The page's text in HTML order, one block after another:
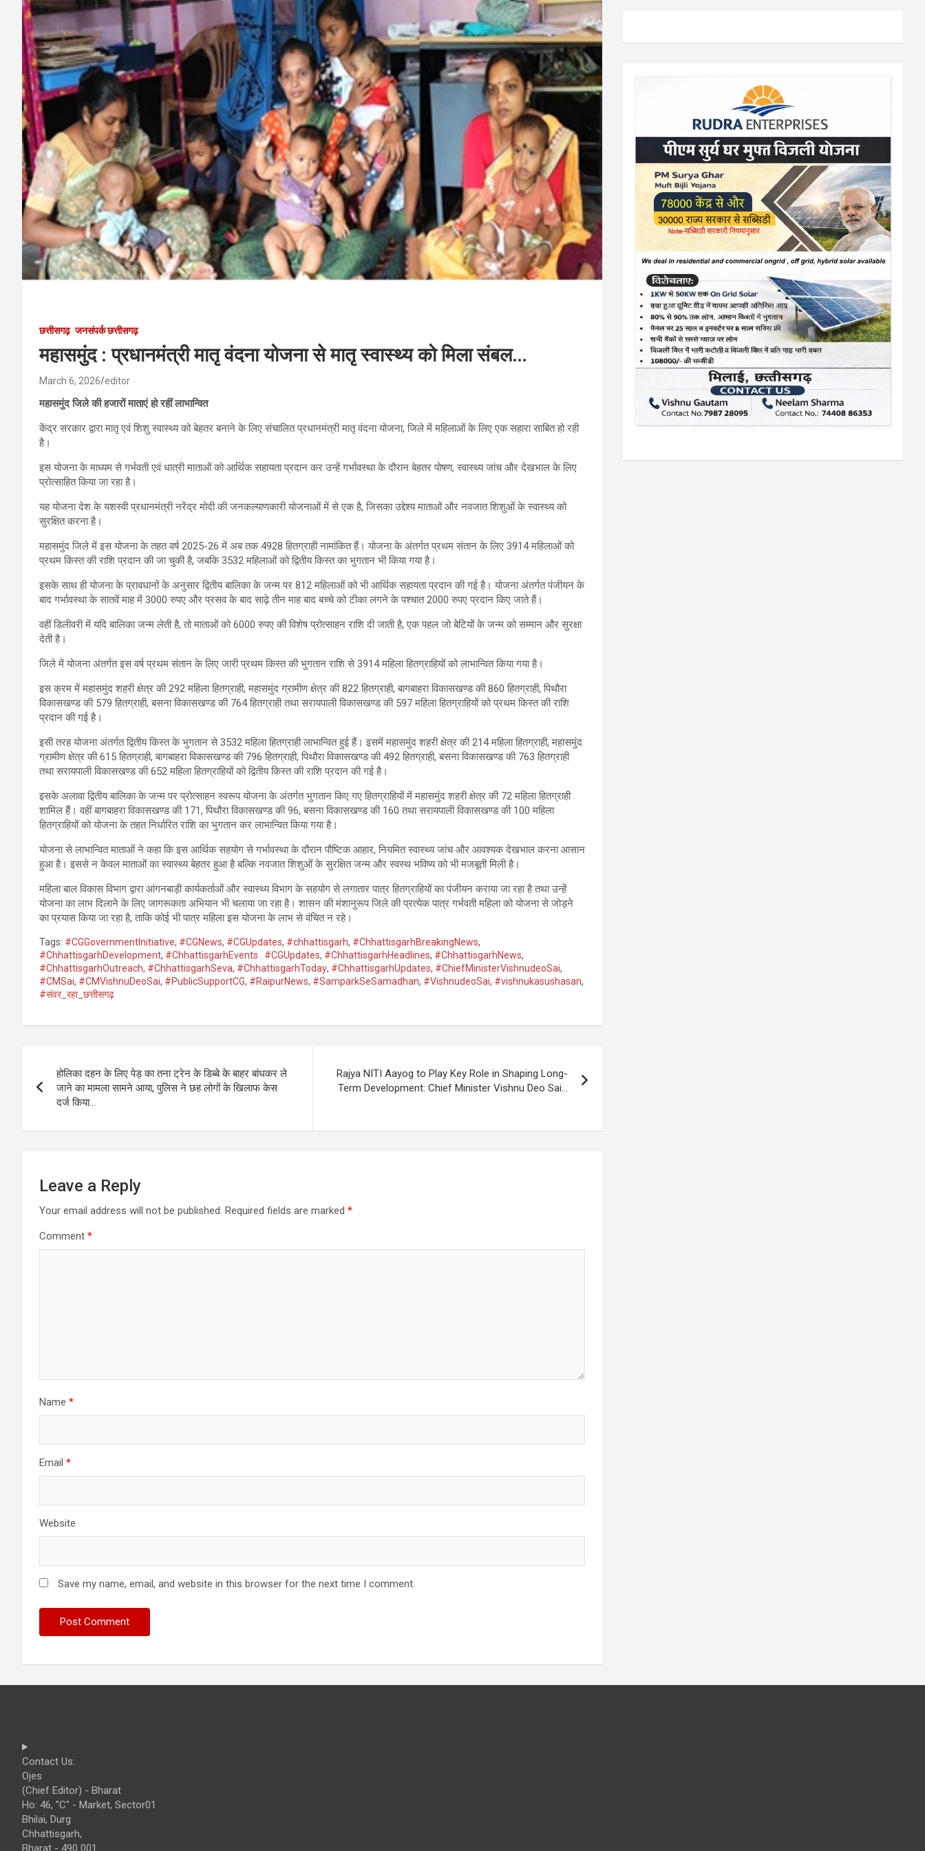
छत्तीसगढ़ जनसंपर्क छत्तीसगढ़
महासमुंद : प्रधानमंत्री मातृ वंदना योजना से मातृ स्वास्थ्य को मिला संबल…
March 6, 2026 editor
महासमुंद जिले की हजारों माताएं हो रहीं लाभान्वित
केंद्र सरकार द्वारा मातृ एवं शिशु स्वास्थ्य को बेहतर बनाने के लिए संचालित प्रधानमंत्री मातृ वंदना योजना, जिले में महिलाओं के लिए एक सहारा साबित हो रही
है।
इस योजना के माध्यम से गर्भवती एवं धात्री माताओं को आर्थिक सहायता प्रदान कर उन्हें गर्भावस्था के दौरान बेहतर पोषण, स्वास्थ्य जांच और देखभाल के लिए
प्रोत्साहित किया जा रहा है।
यह योजना देश के यशस्वी प्रधानमंत्री नरेंद्र मोदी की जनकल्याणकारी योजनाओं में से एक है, जिसका उद्देश्य माताओं और नवजात शिशुओं के स्वास्थ्य को
सुरक्षित करना है।
महासमुंद जिले में इस योजना के तहत वर्ष 2025-26 में अब तक 4928 हितग्राही नामांकित हैं। योजना के अंतर्गत प्रथम संतान के लिए 3914 महिलाओं को
प्रथम किस्त की राशि प्रदान की जा चुकी है, जबकि 3532 महिलाओं को द्वितीय किस्त का भुगतान भी किया गया है।
इसके साथ ही योजना के प्रावधानों के अनुसार द्वितीय बालिका के जन्म पर 812 महिलाओं को भी आर्थिक सहायता प्रदान की गई है। योजना अंतर्गत पंजीयन के
बाद गर्भावस्था के सातवें माह में 3000 रुपए और प्रसव के बाद साढ़े तीन माह बाद बच्चे को टीका लगने के पश्चात 2000 रुपए प्रदान किए जाते हैं।
वहीं डिलीवरी में यदि बालिका जन्म लेती है, तो माताओं को 6000 रुपए की विशेष प्रोत्साहन राशि दी जाती है, एक पहल जो बेटियों के जन्म को सम्मान और सुरक्षा
देती है।
जिले में योजना अंतर्गत इस वर्ष प्रथम संतान के लिए जारी प्रथम किस्त की भुगतान राशि से 3914 महिला हितग्राहियों को लाभान्वित किया गया है।
इस क्रम में महासमुंद शहरी क्षेत्र की 292 महिला हितग्राही, महासमुंद ग्रामीण क्षेत्र की 822 हितग्राही, बागबाहरा विकासखण्ड की 860 हितग्राही, पिथौरा
विकासखण्ड की 579 हितग्राही, बसना विकासखण्ड की 764 हितग्राही तथा सरायपाली विकासखण्ड की 597 महिला हितग्राहियों को प्रथम किस्त की राशि
प्रदान की गई है।
इसी तरह योजना अंतर्गत द्वितीय किस्त के भुगतान से 3532 महिला हितग्राही लाभान्वित हुई हैं। इसमें महासमुंद शहरी क्षेत्र की 214 महिला हितग्राही, महासमुंद
ग्रामीण क्षेत्र की 615 हितग्राही, बागबाहरा विकासखण्ड की 796 हितग्राही, पिथौरा विकासखण्ड की 492 हितग्राही, बसना विकासखण्ड की 763 हितग्राही
तथा सरायपाली विकासखण्ड की 652 महिला हितग्राहियों को द्वितीय किस्त की राशि प्रदान की गई है।
इसके अलावा द्वितीय बालिका के जन्म पर प्रोत्साहन स्वरूप योजना के अंतर्गत भुगतान किए गए हितग्राहियों में महासमुंद शहरी क्षेत्र की 72 महिला हितग्राही
शामिल हैं। वहीं बागबाहरा विकासखण्ड की 171, पिथौरा विकासखण्ड की 96, बसना विकासखण्ड की 160 तथा सरायपाली विकासखण्ड की 100 महिला
हितग्राहियों को योजना के तहत निर्धारित राशि का भुगतान कर लाभान्वित किया गया है।
योजना से लाभान्वित माताओं ने कहा कि इस आर्थिक सहयोग से गर्भावस्था के दौरान पौष्टिक आहार, नियमित स्वास्थ्य जांच और आवश्यक देखभाल करना आसान
हुआ है। इससे न केवल माताओं का स्वास्थ्य बेहतर हुआ है बल्कि नवजात शिशुओं के सुरक्षित जन्म और स्वस्थ भविष्य को भी मजबूती मिली है।
महिला बाल विकास विभाग द्वारा आंगनबाड़ी कार्यकर्ताओं और स्वास्थ्य विभाग के सहयोग से लगातार पात्र हितग्राहियों का पंजीयन कराया जा रहा है तथा उन्हें
योजना का लाभ दिलाने के लिए जागरूकता अभियान भी चलाया जा रहा है। शासन की मंशानुरूप जिले की प्रत्येक पात्र गर्भवती महिला को योजना से जोड़ने
का प्रयास किया जा रहा है, ताकि कोई भी पात्र महिला इस योजना के लाभ से वंचित न रहे।
Tags: #CGGovernmentInitiative, #CGNews, #CGUpdates, #chhattisgarh, #ChhattisgarhBreakingNews,
#ChhattisgarhDevelopment, #ChhattisgarhEvents . #CGUpdates, #ChhattisgarhHeadlines, #ChhattisgarhNews,
#ChhattisgarhOutreach, #ChhattisgarhSeva, #ChhattisgarhToday, #ChhattisgarhUpdates, #ChiefMinisterVishnudeoSai,
#CMSai, #CMVishnuDeoSai, #PublicSupportCG, #RaipurNews, #SamparkSeSamadhan, #VishnudeoSai, #vishnukasushasan,
#संवर_रहा_छत्तीसगढ़
navigation
होलिका दहन के लिए पेड़ का तना ट्रेन के डिब्बे के बाहर बांधकर ले
जाने का मामला सामने आया, पुलिस ने छह लोगों के खिलाफ केस
दर्ज किया…
Rajya NITI Aayog to Play Key Role in Shaping Long-
Term Development: Chief Minister Vishnu Deo Sai…
Leave a Reply
Your email address will not be published. Required fields are marked *
Comment *
Name *
Email *
Website
Save my name, email, and website in this browser for the next time I comment.
Contact Us:
Ojes
(Chief Editor) - Bharat
Ho: 46, "C" - Market, Sector01
Bhilai, Durg
Chhattisgarh,
Bharat - 490 001